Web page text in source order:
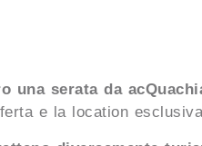
una serata da
e la location